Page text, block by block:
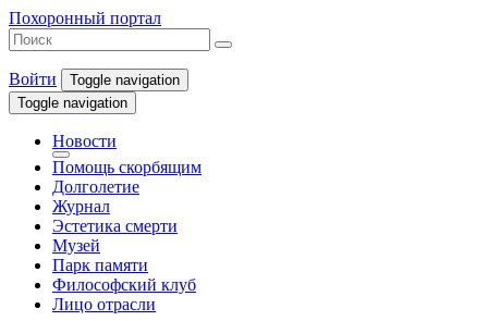
Похоронный портал
Войти
Toggle navigation
Toggle navigation
Новости
Помощь скорбящим
Долголетие
Журнал
Эстетика смерти
Музей
Парк памяти
Философский клуб
Лицо отрасли